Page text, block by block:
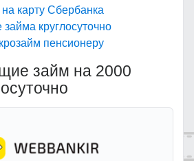
карту Сбербанка
круглосуточно
пенсионеру
займ на 2000